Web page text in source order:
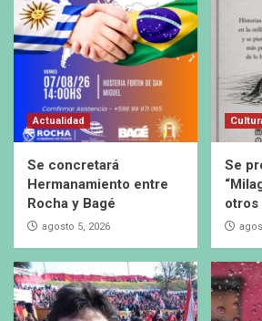
Actualidad
Se concretará
Hermanamiento entre
Rocha y Bagé
agosto 5, 2026
Se
otros